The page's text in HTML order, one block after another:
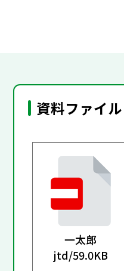
資料ファイル
一太郎
jtd/59.0KB